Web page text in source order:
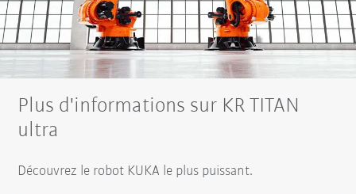
Plus d'informations sur KR TITAN
ultra
Découvrez le robot KUKA le plus puissant.